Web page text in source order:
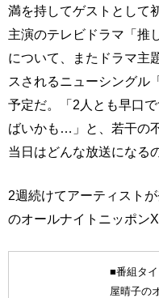
満を持してゲストとして
主演のテレビドラマ「推
について、またドラマ主
スされるニューシングル
予定だ。「2人とも早口
ばいかも…」と、若干の
当日はどんな放送になる
2週続けてアーティスト
のオールナイトニッポン
■番組タ
屋晴子の